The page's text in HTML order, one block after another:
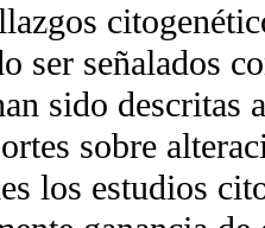
ser señalados
sido descritas
sobre
los estudios